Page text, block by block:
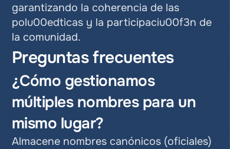
garantizando la coherencia de las
polu00edticas y la participaciu00f3n de
la comunidad.
Preguntas frecuentes
¿Cómo gestionamos
múltiples nombres para un
mismo lugar?
Almacene nombres canónicos (oficiales)